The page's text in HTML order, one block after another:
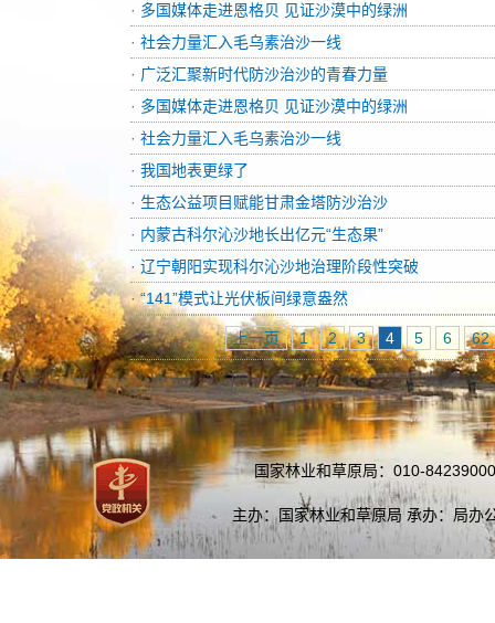
· 多国媒体走进恩格贝 见证沙漠中的绿洲
· 社会力量汇入毛乌素治沙一线
· 广泛汇聚新时代防沙治沙的青春力量
· 多国媒体走进恩格贝 见证沙漠中的绿洲
· 社会力量汇入毛乌素治沙一线
· 我国地表更绿了
· 生态公益项目赋能甘肃金塔防沙治沙
· 内蒙古科尔沁沙地长出亿元“生态果”
· 辽宁朝阳实现科尔沁沙地治理阶段性突破
· “141”模式让光伏板间绿意盎然
上一页 1 2 3 4 5 6 62
国家林业和草原局：010-
主办：国家林业和草原局 承办：局办